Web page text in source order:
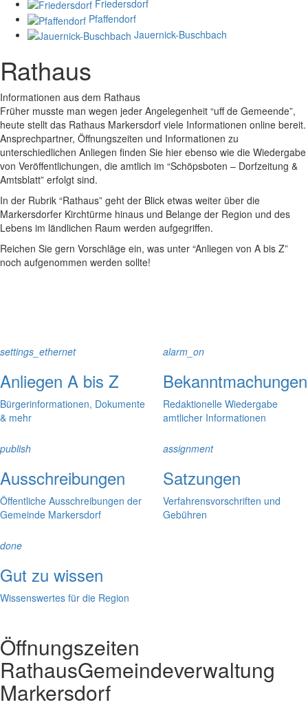
Friedersdorf
Pfaffendorf
Jauernick-Buschbach
Rathaus
Informationen aus dem Rathaus
Früher musste man wegen jeder Angelegenheit “uff de Gemeende”,
heute stellt das Rathaus Markersdorf viele Informationen online bereit.
Ansprechpartner, Öffnungszeiten und Informationen zu
unterschiedlichen Anliegen finden Sie hier ebenso wie die Wiedergabe
von Veröffentlichungen, die amtlich im “Schöpsboten – Dorfzeitung &
Amtsblatt” erfolgt sind.
In der Rubrik “Rathaus” geht der Blick etwas weiter über die
Markersdorfer Kirchtürme hinaus und Belange der Region und des
Lebens im ländlichen Raum werden aufgegriffen.
Reichen Sie gern Vorschläge ein, was unter “Anliegen von A bis Z”
noch aufgenommen werden sollte!
settings_ethernet
Anliegen A bis Z
Bürgerinformationen, Dokumente
& mehr
alarm_on
Bekanntmachungen
Redaktionelle Wiedergabe
amtlicher Informationen
publish
Ausschreibungen
Öffentliche Ausschreibungen der
Gemeinde Markersdorf
assignment
Satzungen
Verfahrensvorschriften und
Gebühren
done
Gut zu wissen
Wissenswertes für die Region
Öffnungszeiten
RathausGemeindeverwaltung
Markersdorf